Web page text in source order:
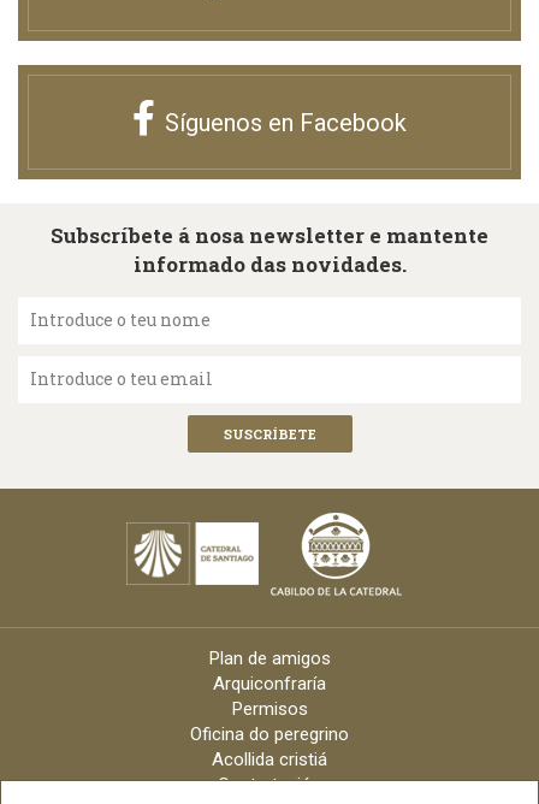
Síguenos en Facebook
Subscríbete á nosa newsletter e mantente
informado das novidades.
Introduce o teu nome
Introduce o teu email
Plan de amigos
Arquiconfraría
Permisos
Oficina do peregrino
Acollida cristiá
Contratación